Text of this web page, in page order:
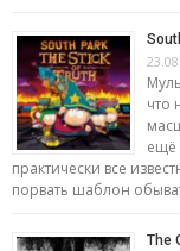
что
ещё
практически все
порвать шаблон
The